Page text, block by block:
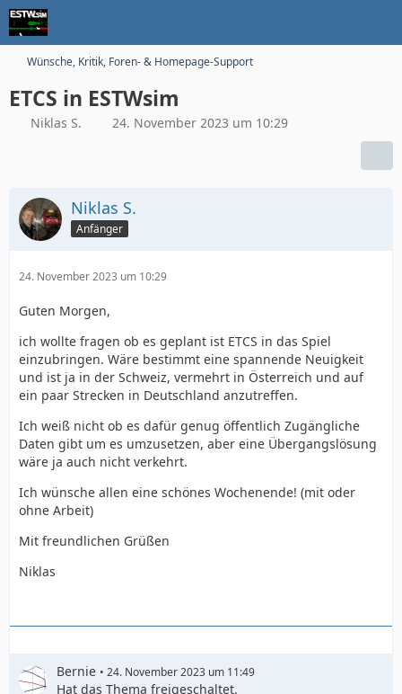
Wünsche, Kritik, Foren- & Homepage-Support
ETCS in ESTWsim
Niklas S. 24. November 2023 um 10:29
Niklas S.
Anfänger
24. November 2023 um 10:29
Guten Morgen,
ich wollte fragen ob es geplant ist ETCS in das Spiel
einzubringen. Wäre bestimmt eine spannende Neuigkeit
und ist ja in der Schweiz, vermehrt in Österreich und auf
ein paar Strecken in Deutschland anzutreffen.
Ich weiß nicht ob es dafür genug öffentlich Zugängliche
Daten gibt um es umzusetzen, aber eine Übergangslösung
wäre ja auch nicht verkehrt.
Ich wünsche allen eine schönes Wochenende! (mit oder
ohne Arbeit)
Mit freundlichen Grüßen
Niklas
Bernie 24. November 2023 um 11:49
Hat das Thema freigeschaltet.